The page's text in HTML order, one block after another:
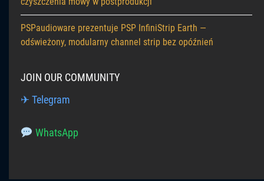
PSPaudioware prezentuje PSP InfiniStrip Earth —
odświeżony, modularny channel strip bez opóźnień
JOIN OUR COMMUNITY
✈ Telegram
WhatsApp